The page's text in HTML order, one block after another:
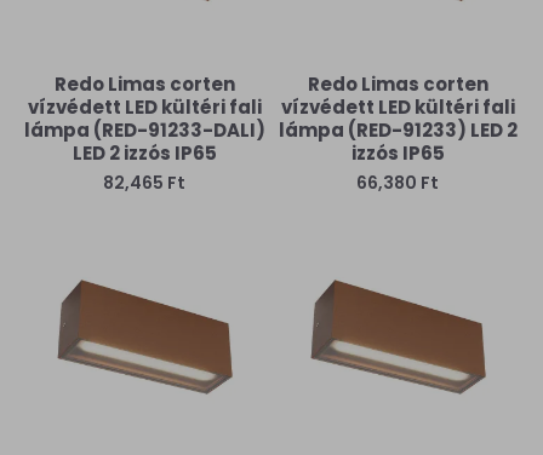
Redo Limas corten
vízvédett LED kültéri fali
lámpa (RED-91233-DALI)
LED 2 izzós IP65
82,465 Ft
Redo Limas corten
vízvédett LED kültéri fali
lámpa (RED-91233) LED 2
izzós IP65
66,380 Ft